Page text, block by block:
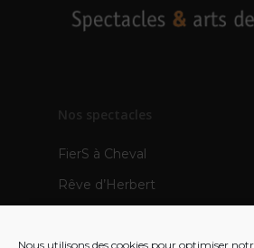
Nous utilisons des cookies pour optimiser
Nos spectacles
FierS à Cheval
Rêve d’Herbert